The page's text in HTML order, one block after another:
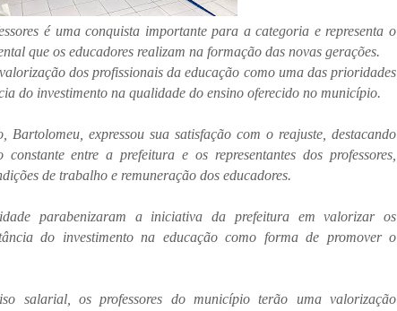
é uma conquista importante para a categoria e representa o
que os educadores realizam na formação das novas gerações.
dos profissionais da educação como uma das prioridades
do investimento na qualidade do ensino oferecido no município.
Bartolomeu, expressou sua satisfação com o reajuste, destacando
entre a prefeitura e os representantes dos professores,
de trabalho e remuneração dos educadores.
parabenizaram a iniciativa da prefeitura em valorizar os
do investimento na educação como forma de promover o
salarial, os professores do município terão uma valorização